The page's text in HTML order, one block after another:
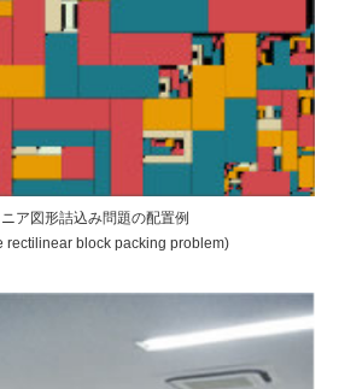
ア図形詰込み問題の配置例
rectilinear block packing problem)